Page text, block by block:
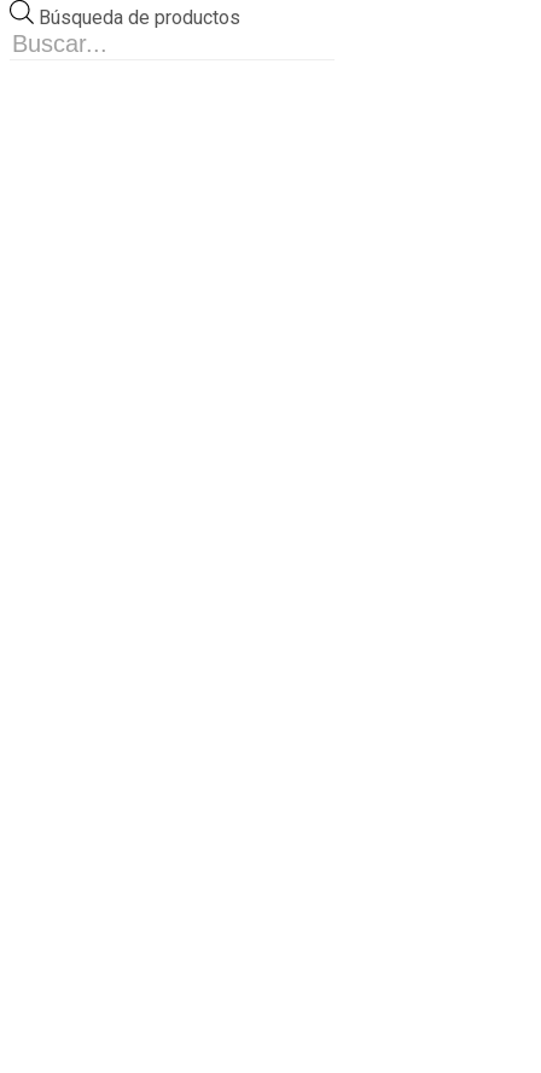
Búsqueda de productos